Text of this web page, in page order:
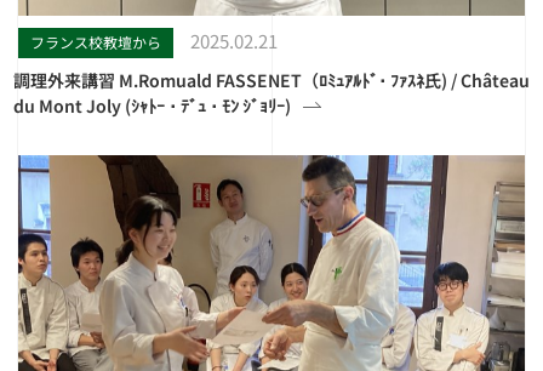
フランス校教壇から 2025.02.21
調理外来講習 M.Romuald FASSENET（ﾛﾐｭｱﾙﾄﾞ･ ﾌｧｽﾈ氏) / Château
du Mont Joly (ｼｬﾄｰ ･ ﾃﾞｭ ･ ﾓﾝ ｼﾞｮﾘｰ)